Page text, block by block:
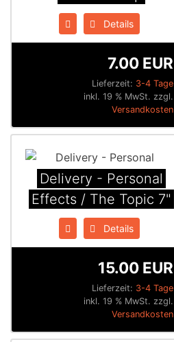
Details
Lieferzeit: 3-4 Tage
7.00 EUR
inkl. 19 % MwSt. zzgl.
Versandkosten
Delivery - Personal
Effects / The Topic 7"
Details
Lieferzeit: 3-4 Tage
15.00 EUR
inkl. 19 % MwSt. zzgl.
Versandkosten